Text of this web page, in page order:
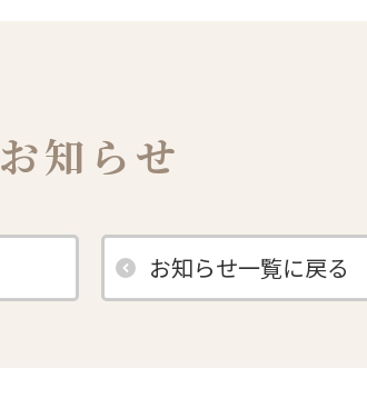
お知らせ
お知らせ一覧に戻る